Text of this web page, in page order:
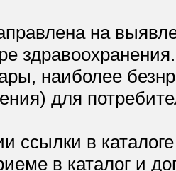
на
наиболее
для
ссылки в
в каталог и